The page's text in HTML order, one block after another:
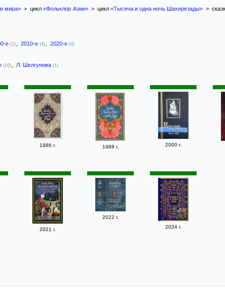
мира» > цикл«Фольклор Азии»> цикл «Тысяча и одна ночь Шахерезады» >
е (1) 2010-е (4) 2020-е (4)
(10) Л. Шелгунова (1)
1986 г.
1988 г. 2000 г.
2021 г.
2022 г.
2024 г.